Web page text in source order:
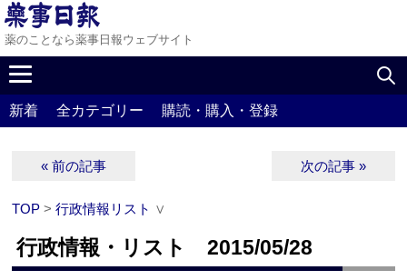
薬のことなら薬事日報ウェブサイト
新着 全カテゴリー 購読・購入・登録
« 前の記事 次の記事 »
TOP >行政情報リスト ∨
行政情報・リスト 2015/05/28